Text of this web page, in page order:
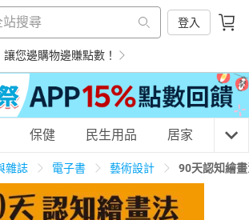
登入
您邊購物邊賺點數！
美食蛋糕 養生保健 民生用品
保健 民生用品 居家 3C
雜誌 電子書 藝術設計 90天認知繪